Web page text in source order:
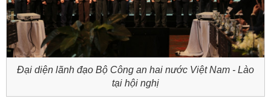
Đại diện lãnh đạo Bộ Công an hai nước Việt Nam - Lào
tại hội nghị